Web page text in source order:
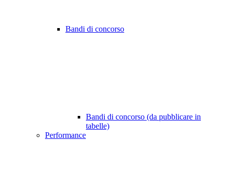
Bandi di concorso
Bandi di concorso (da pubblicare in
tabelle)
Performance